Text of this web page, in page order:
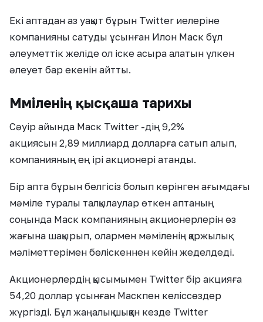
Екі аптадан аз уақыт бұрын Twitter иелеріне
компанияны сатуды ұсынған Илон Маск бұл
әлеуметтік желіде ол іске асыра алатын үлкен
әлеует бар екенін айтты.
Мәміленің қысқаша тарихы
Сәуір айында Маск Twitter -дің 9,2%
акциясын 2,89 миллиард долларға сатып алып,
компанияның ең ірі акционері атанды.
Бір апта бұрын белгісіз болып көрінген ағымдағы
мәміле туралы талқылаулар өткен аптаның
соңында Маск компанияның акционерлерін өз
жағына шақырып, олармен мәміленің қаржылық
мәліметтерімен бөліскеннен кейін жеделдеді.
Акционерлердің қысымымен Twitter бір акцияға
54,20 доллар ұсынған Маскпен келіссөздер
жүргізді. Бұл жаңалық шыққан кезде Twitter